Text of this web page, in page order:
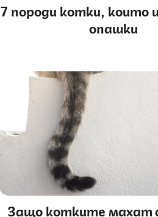
7 породи котки, които
опашки
Защо котките махат